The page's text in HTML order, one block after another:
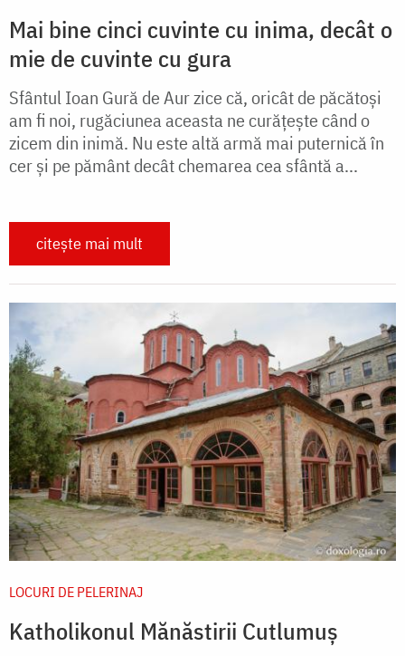
Mai bine cinci cuvinte cu inima, decât o
mie de cuvinte cu gura
Sfântul Ioan Gură de Aur zice că, oricât de păcătoşi
am fi noi, rugăciunea aceasta ne curăţeşte când o
zicem din inimă. Nu este altă armă mai puternică în
cer şi pe pământ decât chemarea cea sfântă a...
citește mai mult
LOCURI DE PELERINAJ
Katholikonul Mănăstirii Cutlumuș